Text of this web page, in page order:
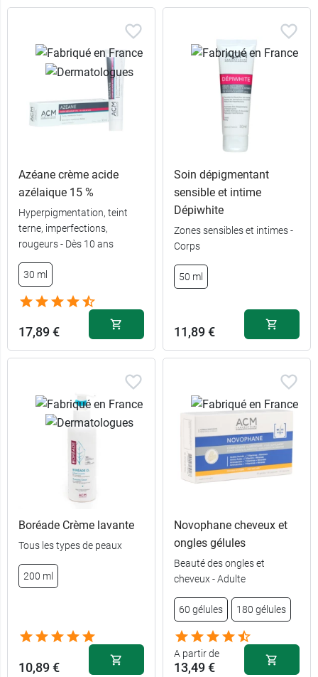
Azéane crème acide
azélaique 15 %
Hyperpigmentation, teint
terne, imperfections,
rougeurs - Dès 10 ans
30 ml
17,89 €
Soin dépigmentant
sensible et intime
Dépiwhite
Zones sensibles et intimes -
Corps
50 ml
11,89 €
Boréade Crème lavante
Tous les types de peaux
200 ml
10,89 €
Novophane cheveux et
ongles gélules
Beauté des ongles et
cheveux - Adulte
60 gélules 180 gélules
A partir de
13,49 €